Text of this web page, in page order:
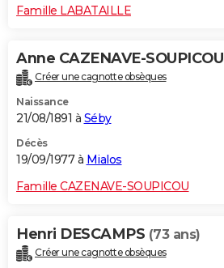
Famille LABATAILLE
Anne CAZENAVE-SOUPICOU
Créer une cagnotte obsèques
Naissance
21/08/1891 à Séby
Décès
19/09/1977 à Mialos
Famille CAZENAVE-SOUPICOU
Henri DESCAMPS (73 ans)
Créer une cagnotte obsèques